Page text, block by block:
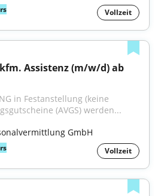
Vollzeit
Assistenz (m/w/d) ab
in Festanstellung (keine
(AVGS) werden...
GmbH
Vollzeit